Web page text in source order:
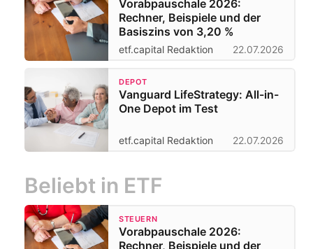
Vorabpauschale 2026:
Rechner, Beispiele und der
Basiszins von 3,20 %
etf.capital Redaktion 22.07.2026
DEPOT
Vanguard LifeStrategy: All-in-
One Depot im Test
etf.capital Redaktion 22.07.2026
Beliebt in ETF
STEUERN
Vorabpauschale 2026:
Rechner, Beispiele und der